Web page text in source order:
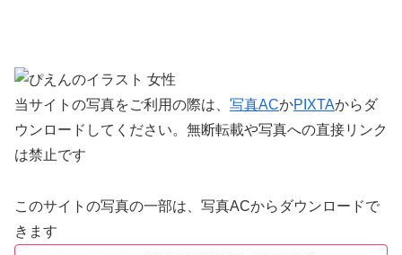
当サイトの写真をご利用の際は、 写真ACかPIXTAからダ
ウンロードしてください。無断転載や写真への直接リンク
は禁止です
このサイトの写真の一部は、写真ACからダウンロードで
きます